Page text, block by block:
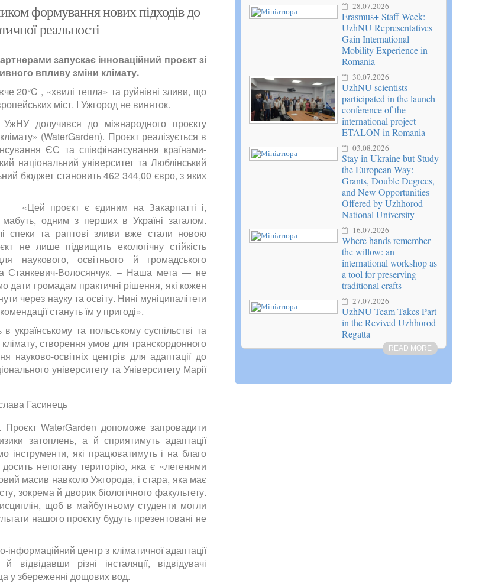
формування нових підходів до
реальності
запускає інноваційний проєкт зі
впливу зміни клімату.
20°C , «хвилі тепла» та руйнівні зливи, що
міст. І Ужгород не виняток.
долучився до міжнародного проєкту
(WaterGarden). Проєкт реалізується в
ЄС та співфінансування країнами-
національний університет та Люблінський
бюджет становить 462 344,00 євро, з яких
«Цей проєкт є єдиним на Закарпатті і,
мабуть, одним з перших в Україні загалом.
спеки та раптові зливи вже стали новою
не лише підвищить екологічну стійкість
освітнього й громадського
Станкевич-Волосянчук. – Наша мета — не
дати громадам практичні рішення, які кожен
через науку та освіту. Нині муніципалітети
стануть їм у пригоді».
українському та польському суспільстві та
створення умов для транскордонного
науково-освітніх центрів для адаптації до
університету та Університету Марії
Проєкт WaterGarden допоможе запровадити
затоплень, а й сприятимуть адаптації
які працюватимуть і на благо
непогану територію, яка є «легенями
масив навколо Ужгорода, і стара, яка має
зокрема й дворик біологічного факультету.
щоб в майбутньому студенти могли
нашого проєкту будуть презентовані не
центр з кліматичної адаптації
різні інсталяції, відвідувачі
у збереженні дощових вод.
28.07.2026
Erasmus+ Staff Week:
UzhNU Representatives
Gain International
Mobility Experience in
Romania
30.07.2026
UzhNU scientists
participated in the launch
conference of the
international project
ETALON in Romania
03.08.2026
Stay in Ukraine but Study
the European Way:
Grants, Double Degrees,
and New Opportunities
Offered by Uzhhorod
National University
16.07.2026
Where hands remember
the willow: an
international workshop as
a tool for preserving
traditional crafts
27.07.2026
UzhNU Team Takes Part
in the Revived Uzhhorod
Regatta
READ MORE